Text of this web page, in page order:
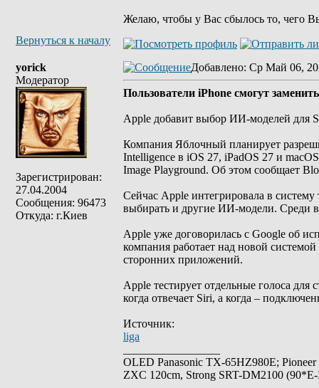
Желаю, чтобы у Вас сбылось то, чего
Вернуться к началу
yorick
Модератор
Зарегистрирован:
27.04.2004
Сообщения: 96473
Откуда: г.Киев
Добавлено: Ср Май 06,
Пользователи iPhone смогут
Apple добавит выбор ИИ-моделей для
Компания Яблочный планирует
Intelligence в iOS 27, iPadOS 27 и
Image Playground. Об этом сообщает
Сейчас Apple интегрировала в
выбирать и другие ИИ-модели. Среди
Apple уже договорилась с Google об
компания работает над новой
сторонних приложений.
Apple тестирует отдельные голоса
когда отвечает Siri, а когда –
Источник:
liga
OLED Panasonic TX-65HZ980E;
ZXC 120cm, Strong SRT-DM2100